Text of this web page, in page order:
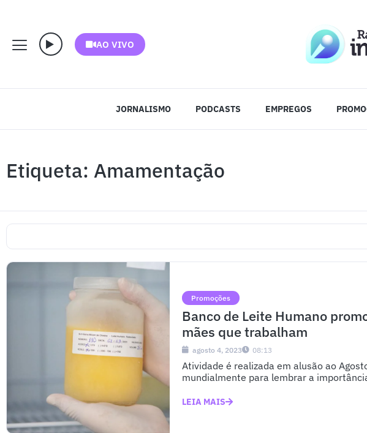
AO VIVO
JORNALISMO PODCASTS EMPREGOS
Etiqueta: Amamentação
Promoções
Banco de Leite Humano
mães que trabalham
agosto 4, 2023 08:13
Atividade é realizada em alusão ao
mundialmente para lembrar a
LEIA MAIS